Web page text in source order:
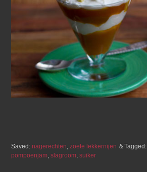
Saved: nagerechten ,zoete lekkernijen Tagged:
pompoenjam ,slagroom ,suiker